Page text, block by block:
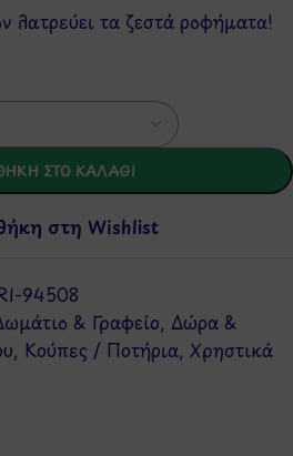
λατρεύει τα ζεστά ροφήματα!
ΣΤΟ ΚΑΛΆΘΙ
στη Wishlist
94508
& Γραφείο, Δώρα &
, Κούπες / Ποτήρια, Χρηστικά